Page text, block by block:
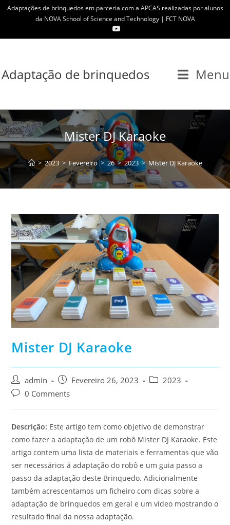
SkipAdaptações de brinquedos em parceria com a APCAS realizadas por alunos
da NOVA School of Science and Technology | FCT NOVA
Adaptação de brinquedos Menu
Mister DJ Karaoke
> 2023 > Fevereiro > 26 > 2023 > Mister DJ Karaoke
Mister DJ Karaoke
Post
author:
admin
Post
published:
Fevereiro 26, 2023
Post2023
Post0 Comments
Descrição: Este artigo tem como objetivo de demonstrar
como fazer a adaptação de um robô Mister DJ Karaoke. Este
artigo contem uma lista de materiais e ferramentas que vão
ser necessários á adaptação do robô e um guia passo a
passo da adaptação deste Brinquedo. Adicionalmente
também acrescentamos um ficheiro com dicas sobre a
adaptação de brinquedos em geral e um vídeo mostrando o
resultado final da nossa adaptação.